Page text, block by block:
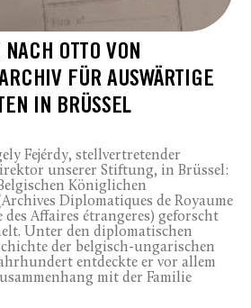
OTTO VON
FÜR AUSWÄRTIGE
IN BRÜSSEL
Fejérdy, stellvertretender
unserer Stiftung, in Brüssel:
Königlichen
Diplomatiques de Royaume
des Affaires étrangeres) geforscht
Unter den diplomatischen
der belgisch-ungarischen
entdeckte er vor allem
mit der Familie